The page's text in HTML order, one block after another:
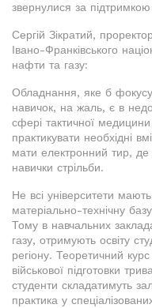
звернулися за підтримкою
Сергій Зікратий,
Івано-Франківського
нафти та газу:
Обладнання, яке б
навичок, на жаль, є в
сфері тактичної
практикувати необхідні
мати електронний тир,
навички стрільби.
Не всі університети
матеріально-технічну
Тому в навчальних
газу, отримують освіту
регіону. Теоретичний
військової підготовки
студенти складатимуть
практика у